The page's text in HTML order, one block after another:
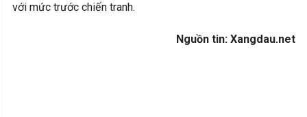
với mức trước chiến tranh.
Nguồn tin: Xangdau.net